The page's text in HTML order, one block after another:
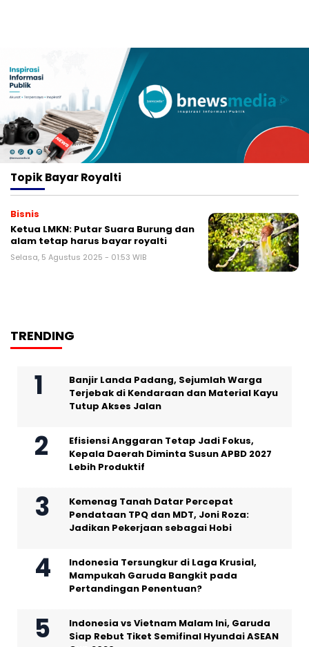
TopikBayar Royalti
Bisnis
Ketua LMKN: Putar Suara Burung dan
alam tetap harus bayar royalti
Selasa, 5 Agustus 2025 - 01:53 WIB
TRENDING
Banjir Landa Padang, Sejumlah Warga
Terjebak di Kendaraan dan Material Kayu
Tutup Akses Jalan
Efisiensi Anggaran Tetap Jadi Fokus,
Kepala Daerah Diminta Susun APBD 2027
Lebih Produktif
Kemenag Tanah Datar Percepat
Pendataan TPQ dan MDT, Joni Roza:
Jadikan Pekerjaan sebagai Hobi
Indonesia Tersungkur di Laga Krusial,
Mampukah Garuda Bangkit pada
Pertandingan Penentuan?
Indonesia vs Vietnam Malam Ini, Garuda
Siap Rebut Tiket Semifinal Hyundai ASEAN